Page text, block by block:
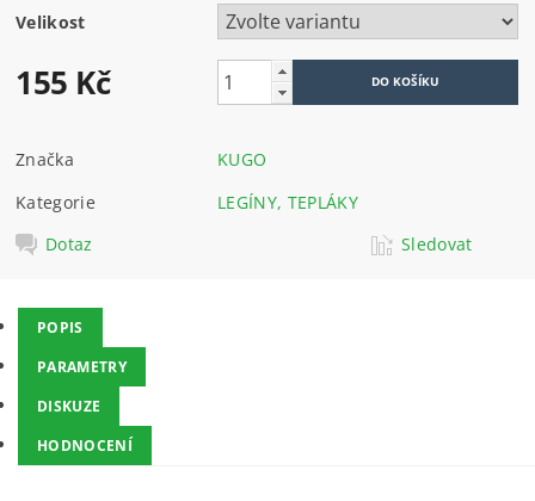
Velikost
155 Kč
Značka
KUGO
Kategorie
LEGÍNY, TEPLÁKY
Dotaz
Sledovat
POPIS
PARAMETRY
DISKUZE
HODNOCENÍ